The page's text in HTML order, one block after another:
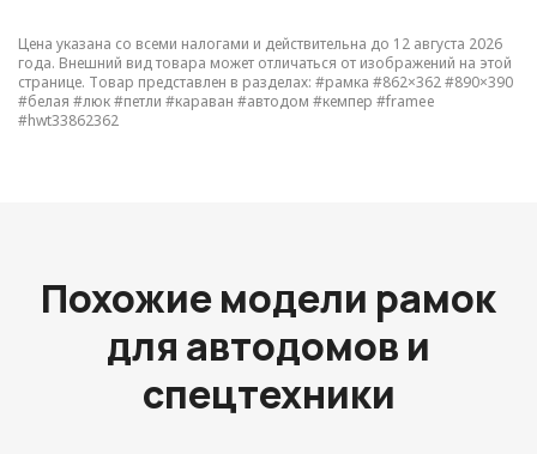
Цена указана со всеми налогами и действительна до 12 августа 2026
года. Внешний вид товара может отличаться от изображений на этой
странице. Товар представлен в разделах: #рамка #862×362#890×390
#белая #люк#петли #караван #автодом #кемпер #framee
#hwt33862362
Похожие модели рамок
для автодомов и
спецтехники